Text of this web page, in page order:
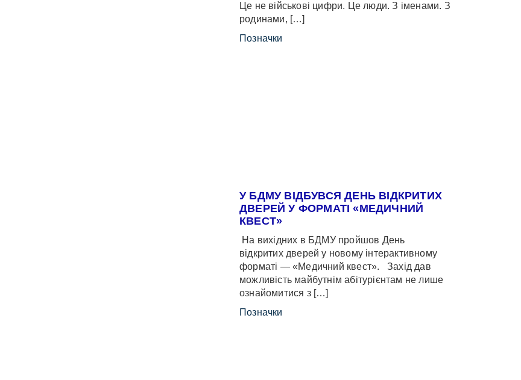
Це не військові цифри. Це люди. З іменами. З
родинами, […]
Позначки
У БДМУ ВІДБУВСЯ ДЕНЬ ВІДКРИТИХ
ДВЕРЕЙ У ФОРМАТІ «МЕДИЧНИЙ
КВЕСТ»
На вихідних в БДМУ пройшов День
відкритих дверей у новому інтерактивному
форматі — «Медичний квест». Захід дав
можливість майбутнім абітурієнтам не лише
ознайомитися з […]
Позначки